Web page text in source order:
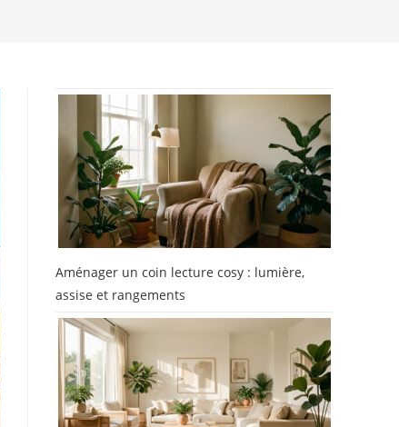
Aménager un coin lecture cosy : lumière,
assise et rangements